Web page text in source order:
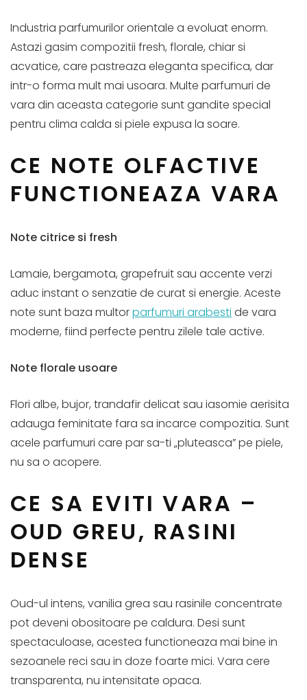
Industria parfumurilor orientale a evoluat enorm.
Astazi gasim compozitii fresh, florale, chiar si
acvatice, care pastreaza eleganta specifica, dar
intr-o forma mult mai usoara. Multe parfumuri de
vara din aceasta categorie sunt gandite special
pentru clima calda si piele expusa la soare.
CE NOTE OLFACTIVE
FUNCTIONEAZA VARA
Note citrice si fresh
Lamaie, bergamota, grapefruit sau accente verzi
aduc instant o senzatie de curat si energie. Aceste
note sunt baza multorparfumuri arabesti de vara
moderne, fiind perfecte pentru zilele tale active.
Note florale usoare
Flori albe, bujor, trandafir delicat sau iasomie aerisita
adauga feminitate fara sa incarce compozitia. Sunt
acele parfumuri care par sa-ti „pluteasca” pe piele,
nu sa o acopere.
CE SA EVITI VARA –
OUD GREU, RASINI
DENSE
Oud-ul intens, vanilia grea sau rasinile concentrate
pot deveni obositoare pe caldura. Desi sunt
spectaculoase, acestea functioneaza mai bine in
sezoanele reci sau in doze foarte mici. Vara cere
transparenta, nu intensitate opaca.